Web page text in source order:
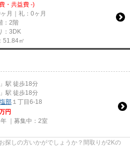
・共益費 -)
月｜礼：0ヶ月
：2階
：3DK
51.84㎡
」駅 徒歩18分
」駅 徒歩18分
塩部 １丁目6-18
円
｜募集中： 2室
探しの方いかがでしょうか？間取りが2Kの